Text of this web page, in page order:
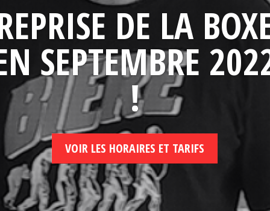
DE LA
SEPTEMBRE
!
VOIR LES HORAIRES ET TARIFS